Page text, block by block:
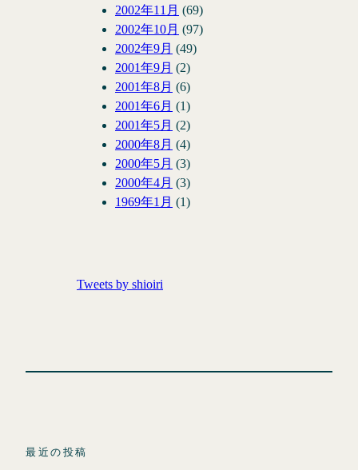
2002年11月 (69)
2002年10月 (97)
2002年9月 (49)
2001年9月 (2)
2001年8月 (6)
2001年6月 (1)
2001年5月 (2)
2000年8月 (4)
2000年5月 (3)
2000年4月 (3)
1969年1月 (1)
Tweets by shioiri
最近の投稿